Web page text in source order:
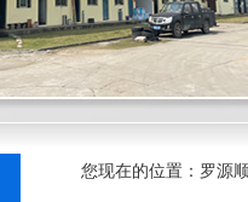
您现在的位置：罗源